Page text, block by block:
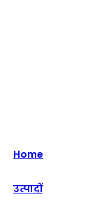
Home
उत्पादों